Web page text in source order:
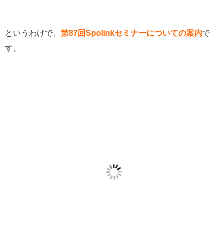
というわけで、 第87回Spolinkセミナーについての案内で
す。